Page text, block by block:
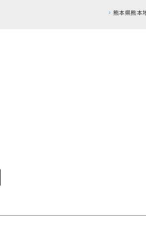
熊本県熊本地方を震源とする地震の影響につきまして